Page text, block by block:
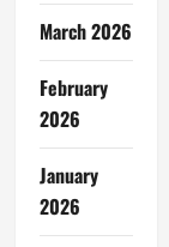
March 2026
February
2026
January
2026